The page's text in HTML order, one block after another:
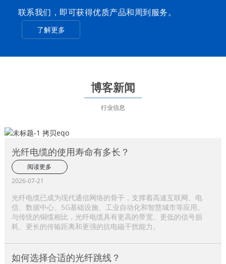
联系我们，即可获得优质产品和周到服务。
了解更多
博客新闻
行业信息
光纤电缆的使用寿命有多长？
阅读更多
2026-07-21
光纤电缆已成为现代通信网络的骨干，支撑着高速互联网、电
信、数据中心、5G基础设施、工业自动化和智慧城市等应用。
与传统的铜缆相比，光纤电缆具有更高的带宽、更低的信号损
耗、更长的传输距离和更强的抗电磁干扰能力。
如何选择合适的光纤跳线？